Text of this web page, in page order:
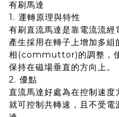
有刷馬達
1. 運轉原理與特性
有刷直流馬達是靠電流流
產生採用在轉子上增加多
相(commuttor)的調整，
保持在磁場垂直的方向上。
2. 優點
直流馬達好處為在控制速
就可控制共轉速，且不受